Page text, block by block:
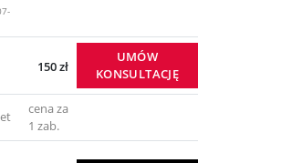
150 zł
UMÓW
KONSULTACJĘ
cena za
1 zab.